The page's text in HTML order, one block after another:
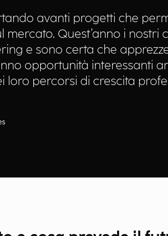
avanti progetti che
Quest’anno i nostri
e sono certa che
opportunità interessanti
percorsi di crescita